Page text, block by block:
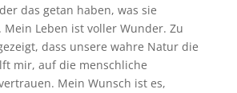
das getan haben, was sie
Leben ist voller Wunder. Zu
dass unsere wahre Natur die
mir, auf die menschliche
Mein Wunsch ist es,